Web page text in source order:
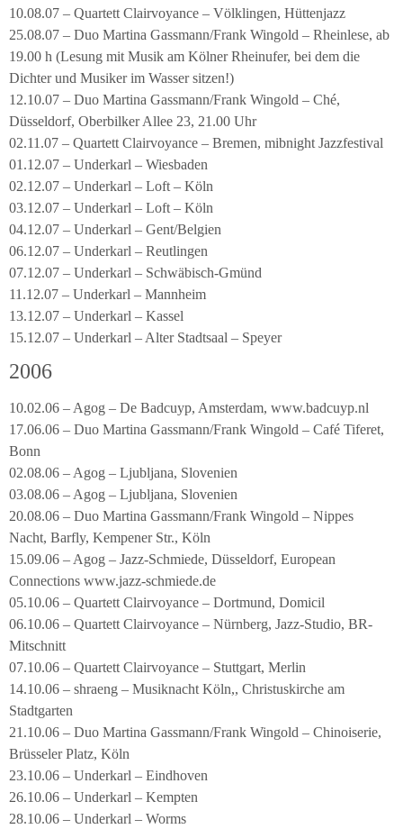
10.08.07 – Quartett Clairvoyance – Völklingen, Hüttenjazz
25.08.07 – Duo Martina Gassmann/Frank Wingold – Rheinlese, ab
19.00 h (Lesung mit Musik am Kölner Rheinufer, bei dem die
Dichter und Musiker im Wasser sitzen!)
12.10.07 – Duo Martina Gassmann/Frank Wingold – Ché,
Düsseldorf, Oberbilker Allee 23, 21.00 Uhr
02.11.07 – Quartett Clairvoyance – Bremen, mibnight Jazzfestival
01.12.07 – Underkarl – Wiesbaden
02.12.07 – Underkarl – Loft – Köln
03.12.07 – Underkarl – Loft – Köln
04.12.07 – Underkarl – Gent/Belgien
06.12.07 – Underkarl – Reutlingen
07.12.07 – Underkarl – Schwäbisch-Gmünd
11.12.07 – Underkarl – Mannheim
13.12.07 – Underkarl – Kassel
15.12.07 – Underkarl – Alter Stadtsaal – Speyer
2006
10.02.06 – Agog – De Badcuyp, Amsterdam, www.badcuyp.nl
17.06.06 – Duo Martina Gassmann/Frank Wingold – Café Tiferet,
Bonn
02.08.06 – Agog – Ljubljana, Slovenien
03.08.06 – Agog – Ljubljana, Slovenien
20.08.06 – Duo Martina Gassmann/Frank Wingold – Nippes
Nacht, Barfly, Kempener Str., Köln
15.09.06 – Agog – Jazz-Schmiede, Düsseldorf, European
Connections www.jazz-schmiede.de
05.10.06 – Quartett Clairvoyance – Dortmund, Domicil
06.10.06 – Quartett Clairvoyance – Nürnberg, Jazz-Studio, BR-
Mitschnitt
07.10.06 – Quartett Clairvoyance – Stuttgart, Merlin
14.10.06 – shraeng – Musiknacht Köln,, Christuskirche am
Stadtgarten
21.10.06 – Duo Martina Gassmann/Frank Wingold – Chinoiserie,
Brüsseler Platz, Köln
23.10.06 – Underkarl – Eindhoven
26.10.06 – Underkarl – Kempten
28.10.06 – Underkarl – Worms